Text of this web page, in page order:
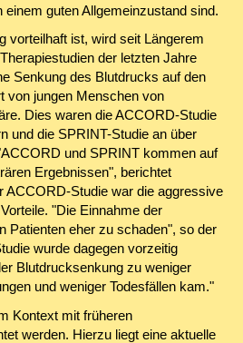
guten Allgemeinzustand sind.
vorteilhaft ist, wird seit Längerem
der letzten Jahre
Senkung des Blutdrucks auf den
von jungen Menschen von
Dies waren die ACCORD-Studie
und die SPRINT-Studie an über
und SPRINT kommen auf
Ergebnissen", berichtet
ACCORD-Studie war die aggressive
"Die Einnahme der
Patienten eher zu schaden", so der
wurde dagegen vorzeitig
Blutdrucksenkung zu weniger
und weniger Todesfällen kam."
Kontext mit früheren
werden. Hierzu liegt eine aktuelle